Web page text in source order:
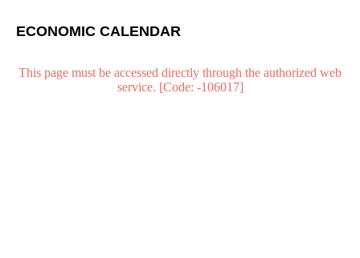
ECONOMIC CALENDAR